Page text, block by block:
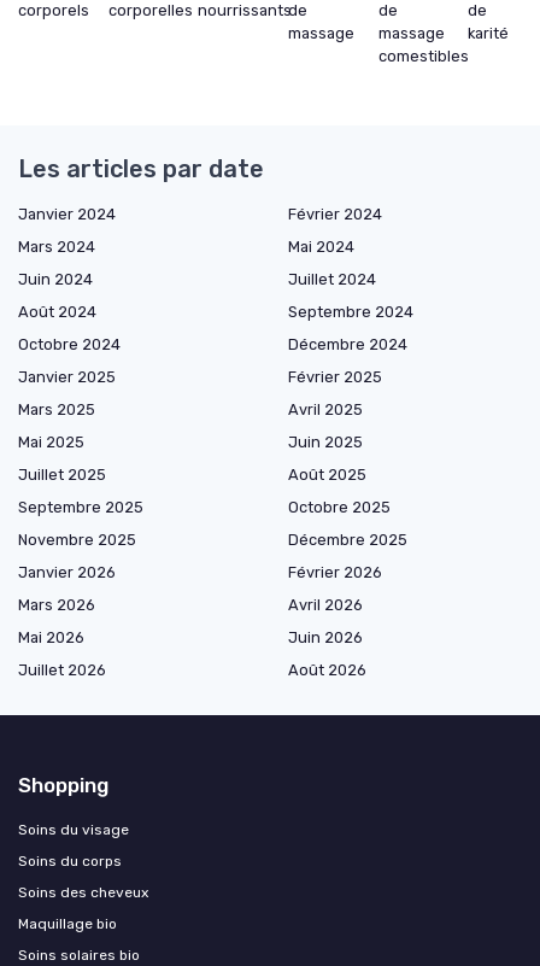
corporels
corporelles nourrissantsde
massage
de
massage
comestibles
de
karité
Les articles par date
Janvier 2024
Février 2024
Mars 2024
Mai 2024
Juin 2024
Juillet 2024
Août 2024
Septembre 2024
Octobre 2024
Décembre 2024
Janvier 2025
Février 2025
Mars 2025
Avril 2025
Mai 2025
Juin 2025
Juillet 2025
Août 2025
Septembre 2025
Octobre 2025
Novembre 2025
Décembre 2025
Janvier 2026
Février 2026
Mars 2026
Avril 2026
Mai 2026
Juin 2026
Juillet 2026
Août 2026
Shopping
Soins du visage
Soins du corps
Soins des cheveux
Maquillage bio
Soins solaires bio